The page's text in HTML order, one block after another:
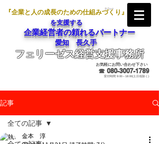
『企業と人の成長のための仕組みづくり』
を支援する
企業経営者の頼れるパートナー
愛知 長久手
フェリーゼス経営支援事務所
お気軽にお問い合わせ下さい
☎ 080-3007-1789
受付時間 9:00～18:00(土日祝除く)
記事
全ての記事
金本 淳